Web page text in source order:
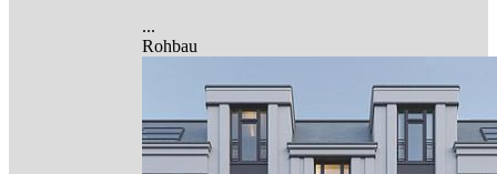
...
Rohbau